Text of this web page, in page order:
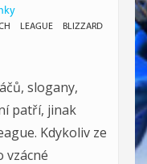
LEAGUE BLIZZARD
slogany,
patří, jinak
Kdykoliv ze
vzácné